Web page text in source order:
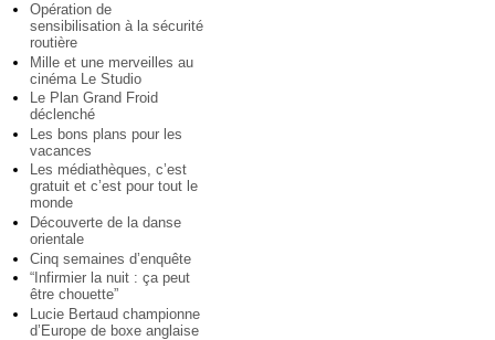
Opération de
sensibilisation à la sécurité
routière
Mille et une merveilles au
cinéma Le Studio
Le Plan Grand Froid
déclenché
Les bons plans pour les
vacances
Les médiathèques, c’est
gratuit et c’est pour tout le
monde
Découverte de la danse
orientale
Cinq semaines d’enquête
“Infirmier la nuit : ça peut
être chouette”
Lucie Bertaud championne
d’Europe de boxe anglaise